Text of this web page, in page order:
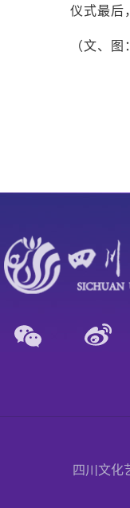
仪式最后
（文、
四川文